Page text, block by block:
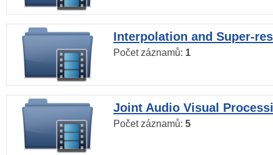
Interpolation and Super-
Počet záznamů: 1
Joint Audio Visual
Počet záznamů: 5